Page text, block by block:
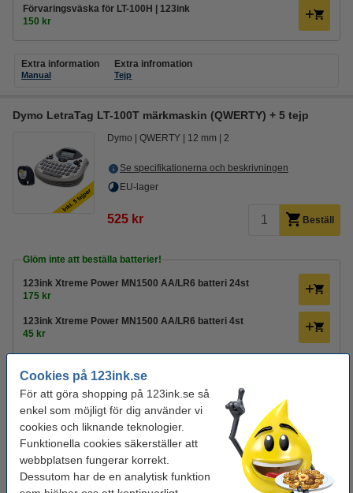
Cookies på 123ink.se
För att göra shopping på 123ink.se så
enkel som möjligt för dig använder vi
cookies och liknande teknologier.
Funktionella cookies säkerställer att
webbplatsen fungerar korrekt.
Dessutom har de en analytisk funktion
Förvaringsväska för LT-100H | 123ink
150 kr
Extra information
Manual
Extra infromation
Tejp
Dymo LetraTag LT-100T märkmaskin (QWERTY) + 5 tejp
Dymo QWERTY 12 mm 2
Se specifikationerna och beskrivningen
EU-lager
525 kr Beställ
Glöm inte att beställa batterier!
123ink Xtreme Power MN1500 AA/LR6 batteri 24st
175 kr
123ink Xtreme Power MN1500 AA/LR6 batteri 4st
45 kr
Beställ extra tejp!
Dymo S0721510 | 91200 | vit papperstejp | 12mm
(varumärket 123ink)
40 kr
Dymo S0721530 | 12267 | transparent plasttejp | 12mm
(varumärket 123ink)
55 kr